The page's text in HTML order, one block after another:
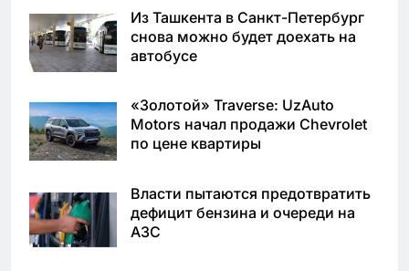
Из Ташкента в Санкт-Петербург
снова можно будет доехать на
автобусе
«Золотой» Traverse: UzAuto
Motors начал продажи Chevrolet
по цене квартиры
Власти пытаются предотвратить
дефицит бензина и очереди на
АЗС